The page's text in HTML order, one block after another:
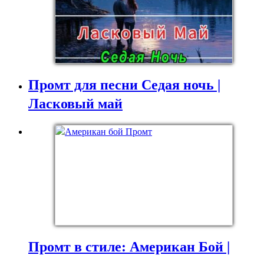
Промт для песни Седая ночь |
Ласковый май
Промт в стиле: Американ Бой |